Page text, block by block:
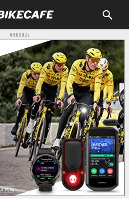
ANNONCE